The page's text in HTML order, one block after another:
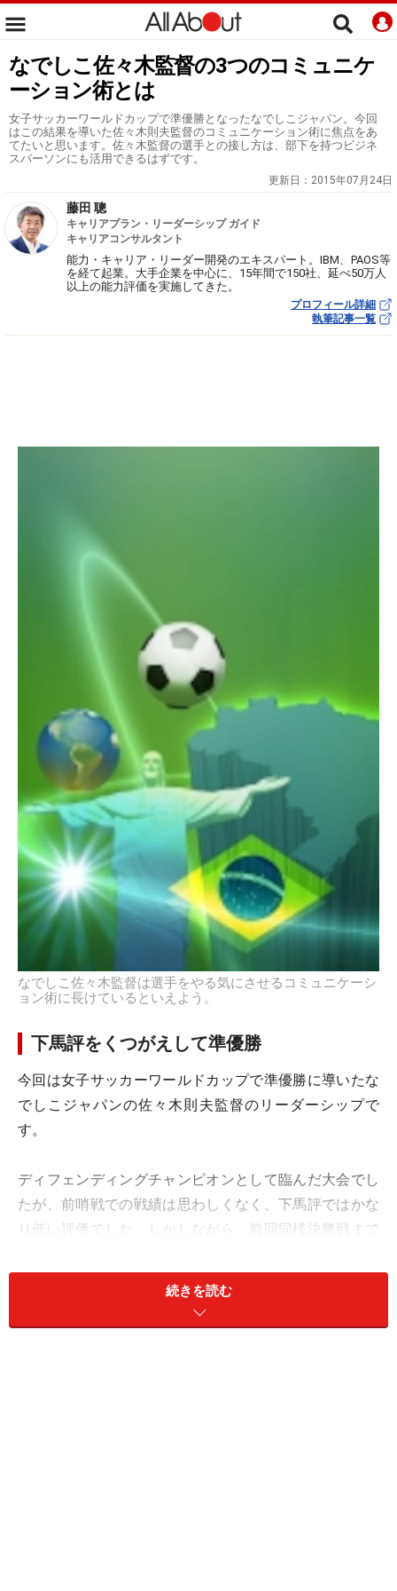
なでしこ佐々木監督の3つのコミュニケ
ーション術とは
女子サッカーワールドカップで準優勝となったなでしこジャパン。今回
はこの結果を導いた佐々木則夫監督のコミュニケーション術に焦点をあ
てたいと思います。佐々木監督の選手との接し方は、部下を持つビジネ
スパーソンにも活用できるはずです。
更新日： 2015年07月24日
藤田 聰
キャリアプラン・リーダーシップ ガイド
キャリアコンサルタント
能力・キャリア・リーダー開発のエキスパート。IBM、PAOS等
を経て起業。大手企業を中心に、15年間で150社、延べ50万人
以上の能力評価を実施してきた。
プロフィール詳細
執筆記事一覧
なでしこ佐々木監督は選手をやる気にさせるコミュニケーシ
ョン術に長けているといえよう。
下馬評をくつがえして準優勝
今回は女子サッカーワールドカップで準優勝に導いたな
でしこジャパンの佐々木則夫監督のリーダーシップで
す。
ディフェンディングチャンピオンとして臨んだ大会でし
たが、前哨戦での戦績は思わしくなく、下馬評ではかな
り低い評価でした。しかしながら、前回同様決勝戦まで
続きを読む